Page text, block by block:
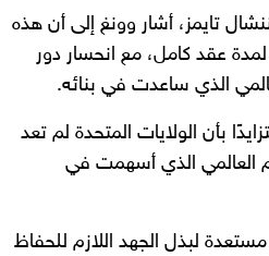
تايمز، أشار وونغ إلى أن هذه
لمدة عقد كامل، مع انحسار دور
الذي ساعدت في بنائه.
بأن الولايات المتحدة لم تعد
العالمي الذي أسهمت في
لبذل الجهد اللازم للحفاظ